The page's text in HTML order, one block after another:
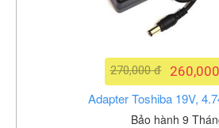
270,000 đ
Adapter Toshiba 19V,
Bảo hành 9